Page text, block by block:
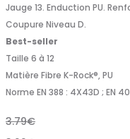
Jauge 13. Enduction PU.
Coupure Niveau D.
Best-seller
Taille 6 à 12
Matière Fibre K-Rock®, PU
Norme EN 388 : 4X43D ; EN
3.79€